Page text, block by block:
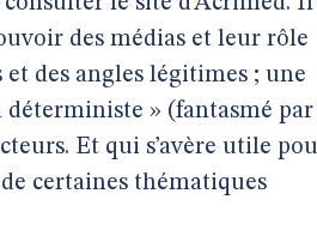
des médias et leur rôle
des angles légitimes ; une
» (fantasmé par
Et qui s’avère utile
certaines thématiques